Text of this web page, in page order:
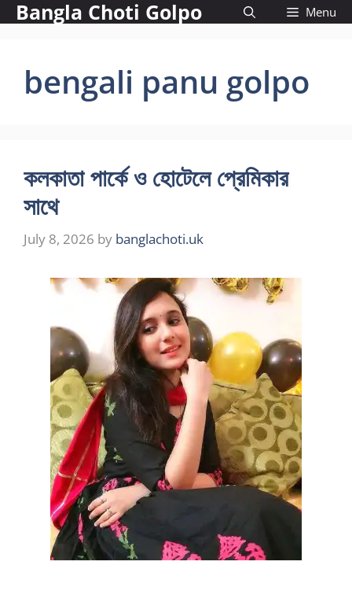
Skip
to
Bangla Choti Golpo Menu
bengali panu golpo
কলকাতা পার্কে ও হোটেলে প্রেমিকার
সাথে
July 8, 2026 by banglachoti.uk